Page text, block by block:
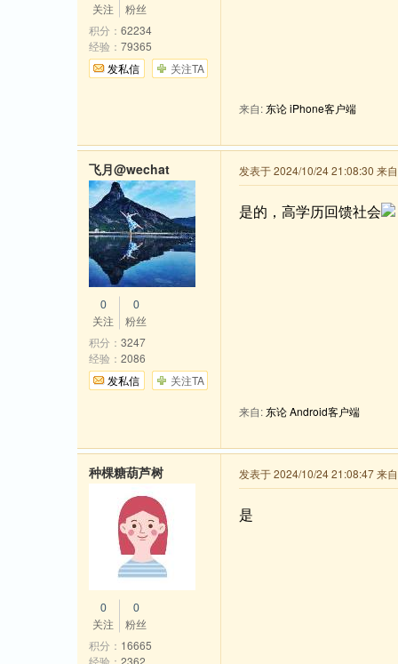
来自:东论 iPhone客户端
关注
粉丝
积分： 62234
经验： 79365
发私信
关注TA
发表于 2024/10/24 21:08:30 来
是的，高学历回馈社会
来自:东论 Android客户端
飞月@wechat
0
关注
0
粉丝
积分： 3247
经验： 2086
发私信
关注TA
发表于 2024/10/24 21:08:47 来
是
种棵糖葫芦树
0
关注
0
粉丝
积分： 16665
经验： 2362